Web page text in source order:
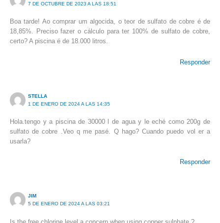
7 DE OCTUBRE DE 2023 A LAS 18:51
Boa tarde! Ao comprar um algocida, o teor de sulfato de cobre é de
18,85%. Preciso fazer o cálculo para ter 100% de sulfato de cobre,
certo? A piscina é de 18.000 litros.
Responder
STELLA
1 DE ENERO DE 2024 A LAS 14:35
Hola.tengo y a piscina de 30000 l de agua y le eché como 200g de
sulfato de cobre .Veo q me pasé. Q hago? Cuando puedo vol er a
usarla?
Responder
JIM
5 DE ENERO DE 2024 A LAS 03:21